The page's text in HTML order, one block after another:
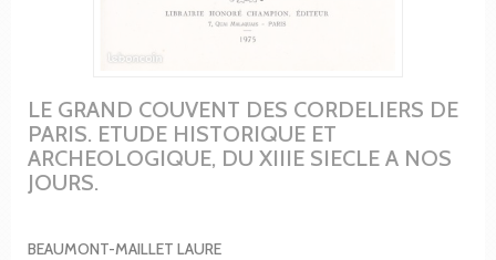
LE GRAND COUVENT DES CORDELIERS DE
PARIS. ETUDE HISTORIQUE ET
ARCHEOLOGIQUE, DU XIIIE SIECLE A NOS
JOURS.
BEAUMONT-MAILLET LAURE